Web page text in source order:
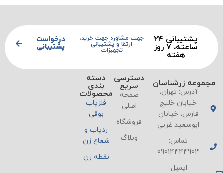
پشتیبانی ۲۴
ساعته، ۷ روز
هفته
جهت مشاوره جهت خرید،
ارتقا و پشتیبانی
تجهیزات
درخواست
پشتیبانی
مجموعه زرشناسان
آدرس: تهران،
خیابان خلیج
فارس، خیابان
ابوسعید غربی
تماس:
09014444903
ایمیل:
دسترسی
سریع
صفحه
اصلی
فروشگاه
وبلاگ
دسته
بندی
محصولات
فلزیاب
بوقی
ردیاب و
شعاع زن
نقطه زن